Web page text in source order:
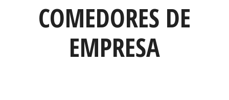
COMEDORES DE
EMPRESA